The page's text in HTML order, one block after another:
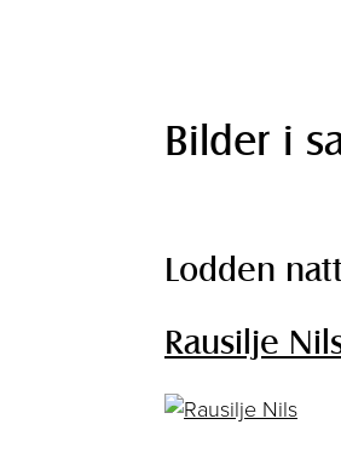
Bilder i
Lodden
Rausilje